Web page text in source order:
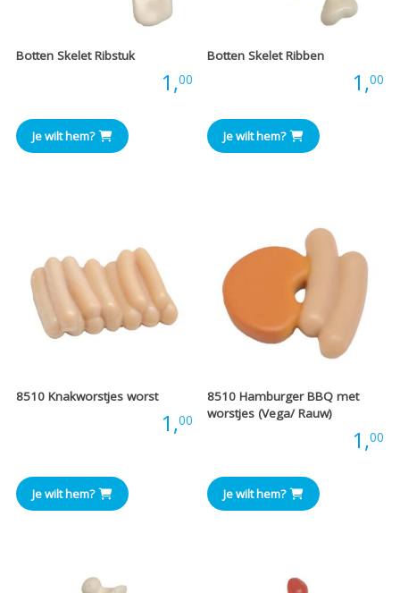
Botten Skelet Ribstuk
1,00
Je wilt hem?
Botten Skelet Ribben
1,00
Je wilt hem?
8510 Knakworstjes worst
1,00
Je wilt hem?
8510 Hamburger BBQ met
worstjes (Vega/ Rauw)
1,00
Je wilt hem?